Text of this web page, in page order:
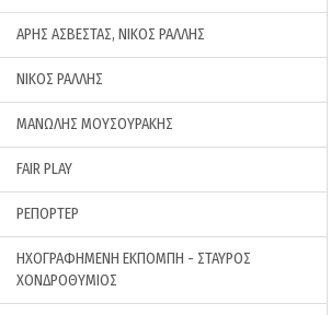
ΑΡΗΣ ΑΣΒΕΣΤΑΣ, ΝΙΚΟΣ ΡΑΛΛΗΣ
ΝΙΚΟΣ ΡΑΛΛΗΣ
ΜΑΝΩΛΗΣ ΜΟΥΣΟΥΡΑΚΗΣ
FAIR PLAY
ΡΕΠΟΡΤΕΡ
ΗΧΟΓΡΑΦΗΜΕΝΗ ΕΚΠΟΜΠΗ - ΣΤΑΥΡΟΣ
ΧΟΝΔΡΟΘΥΜΙΟΣ